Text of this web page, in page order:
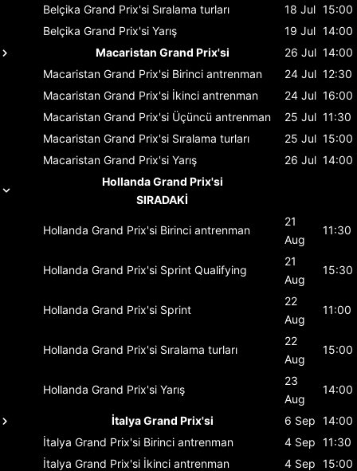
Belçika Grand Prix'si Sıralama turları 18 Jul 15:00
Belçika Grand Prix'si Yarış 19 Jul 14:00
Macaristan Grand Prix'si
26 Jul 14:00
Macaristan Grand Prix'si Birinci antrenman 24 Jul 12:30
Macaristan Grand Prix'si İkinci antrenman 24 Jul 16:00
Macaristan Grand Prix'si Üçüncü antrenman 25 Jul 11:30
Macaristan Grand Prix'si Sıralama turları 25 Jul 15:00
Macaristan Grand Prix'si Yarış 26 Jul 14:00
Hollanda Grand Prix'si
SIRADAKİ
Hollanda Grand Prix'si Birinci antrenman
21
Aug
11:30
Hollanda Grand Prix'si Sprint Qualifying
21
Aug
15:30
Hollanda Grand Prix'si Sprint
22
Aug
11:00
Hollanda Grand Prix'si Sıralama turları
22
Aug
15:00
Hollanda Grand Prix'si Yarış
23
Aug
14:00
İtalya Grand Prix'si 6 Sep 14:00
İtalya Grand Prix'si Birinci antrenman 4 Sep 11:30
İtalya Grand Prix'si İkinci antrenman 4 Sep 15:00